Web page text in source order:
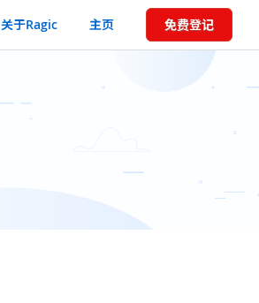
关于Ragic 主页 免费登记